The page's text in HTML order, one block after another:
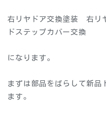
右リヤドア交換塗装 右リ
ドステップカバー交換
になります。
まずは部品をばらして新品
ます。